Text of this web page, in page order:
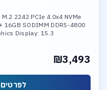
2242 PCIe 4.0x4 NVMe
16GB SODIMM DDR5-4800
Display: 15.3
₪3,493